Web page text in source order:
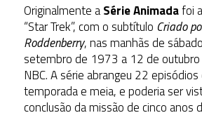
Originalmente aSérie Animadafoi
“Star Trek”, com o subtítulo Criado
Roddenberry, nas manhãs de
setembro de 1973 a 12 de
NBC. A série abrangeu 22
temporada e meia, e poderia ser
conclusão da missão de cinco anos